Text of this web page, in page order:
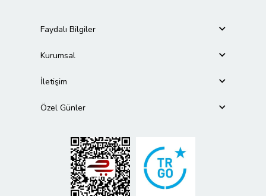
Faydalı Bilgiler
Kurumsal
İletişim
Özel Günler